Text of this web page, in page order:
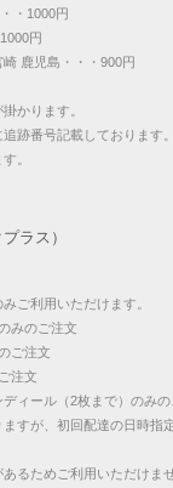
・1000円
円
鹿児島・・・900円
かります。
跡番号記載しております
。
ラス）
ご利用いただけます。
みのご注文
ご注文
注文
ディール（2枚まで）のみの
すが、初回配達の日時指
るためご利用いただけま